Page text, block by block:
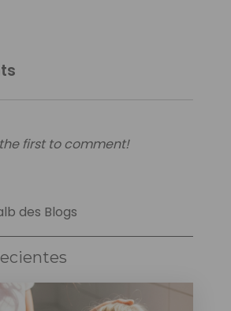
first to comment!
des Blogs